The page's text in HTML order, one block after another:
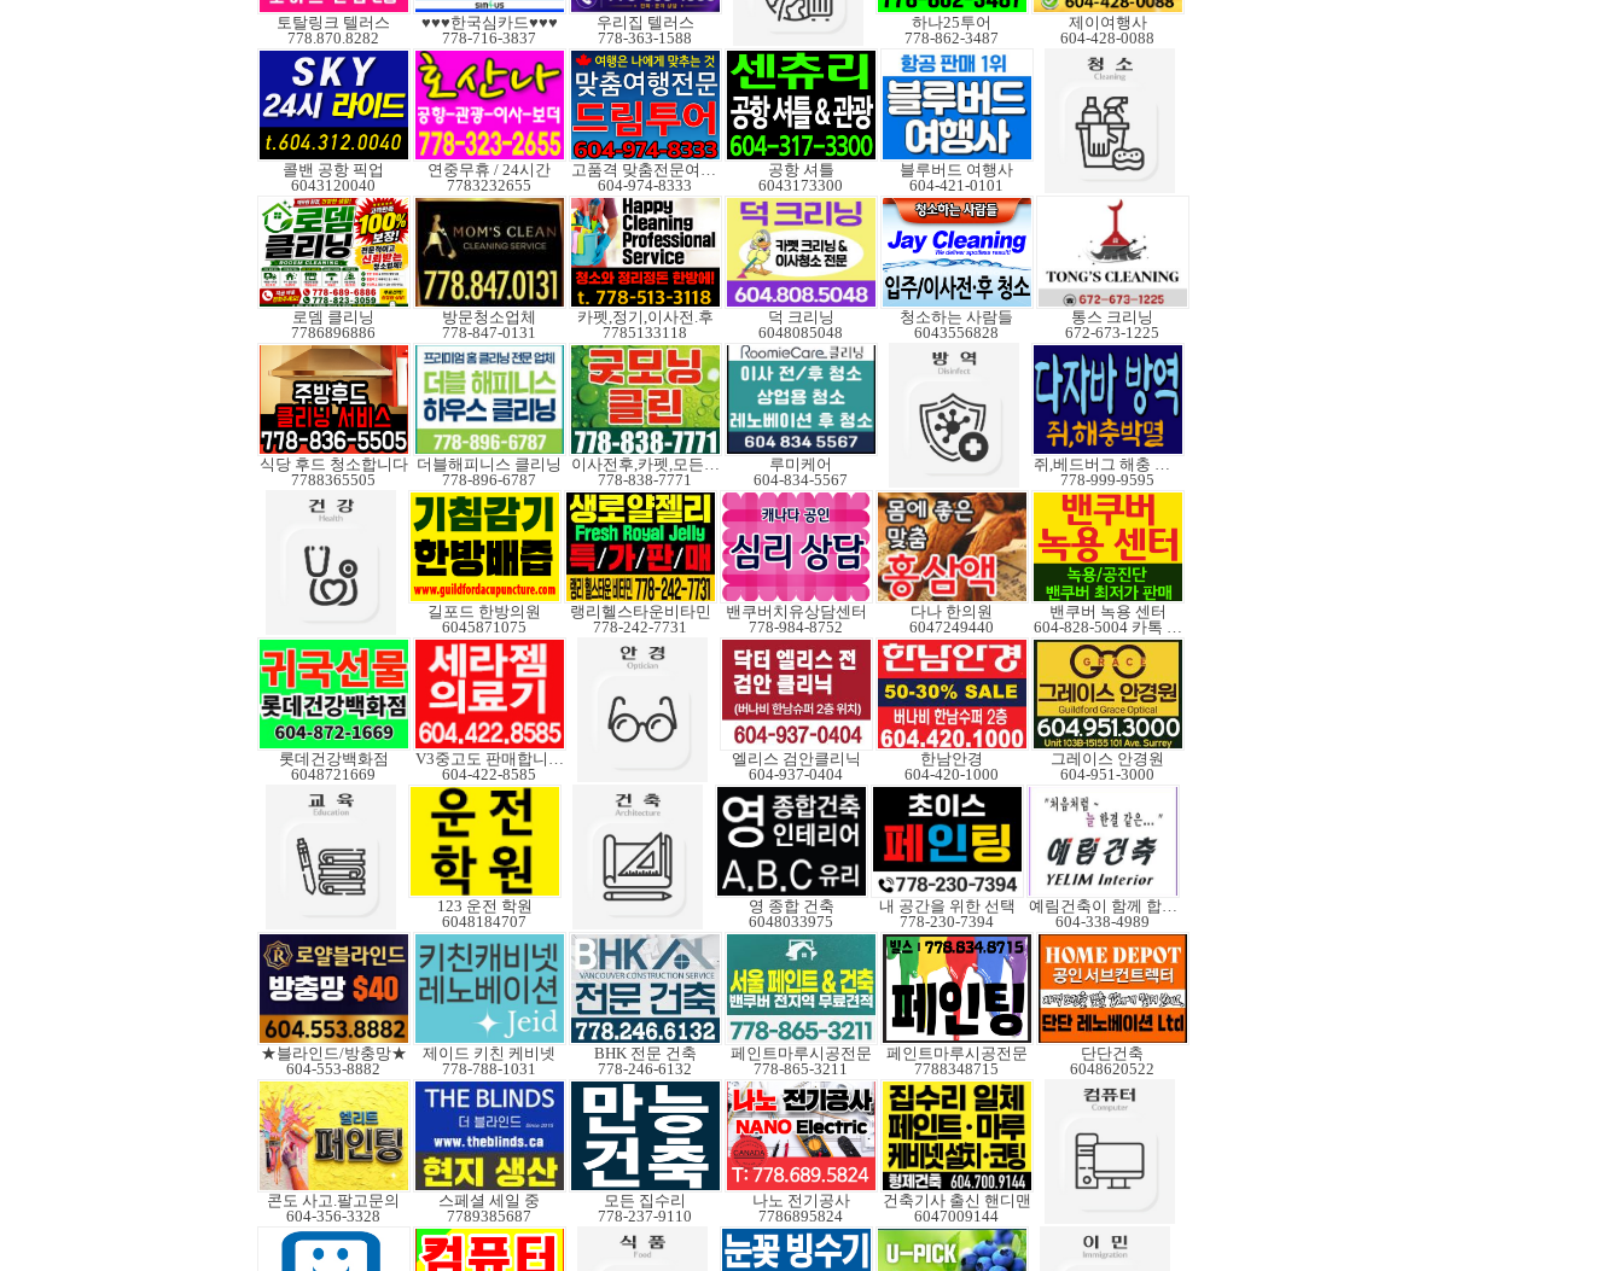
토탈링크 텔러스
778.870.8282
♥♥♥한국심카드♥♥♥
778-716-3837
우리집 텔러스
778-363-1588
하나25투어
778-862-3487
제이여행사
604-428-0088
콜밴 공항 픽업
6043120040
연중무휴 / 24시간
7783232655
고품격 맞춤전문여행사
604-974-8333
공항 셔틀
6043173300
블루버드 여행사
604-421-0101
로뎀 클리닝
7786896886
방문청소업체
778-847-0131
카펫,정기,이사전.후
7785133118
덕 크리닝
6048085048
청소하는 사람들
6043556828
통스 크리닝
672-673-1225
식당 후드 청소합니다
7788365505
더블해피니스 클리닝
778-896-6787
이사전후,카펫,모든청소
778-838-7771
루미케어
604-834-5567
쥐,베드버그 해충 박멸
778-999-9595
길포드 한방의원
6045871075
랭리헬스타운비타민
778-242-7731
밴쿠버치유상담센터
778-984-8752
다나 한의원
6047249440
밴쿠버 녹용 센터
604-828-5004 카톡 Elkcanada
롯데건강백화점
6048721669
V3중고도 판매합니다.
604-422-8585
엘리스 검안클리닉
604-937-0404
한남안경
604-420-1000
그레이스 안경원
604-951-3000
123 운전 학원
6048184707
영 종합 건축
6048033975
내 공간을 위한 선택
778-230-7394
예림건축이 함께 합니다
604-338-4989
★블라인드/방충망★
604-553-8882
제이드 키친 케비넷
778-788-1031
BHK 전문 건축
778-246-6132
페인트마루시공전문
778-865-3211
페인트마루시공전문
7788348715
단단건축
6048620522
콘도 사고.팔고문의
604-356-3328
스페셜 세일 중
7789385687
모든 집수리
778-237-9110
나노 전기공사
7786895824
건축기사 출신 핸디맨
6047009144